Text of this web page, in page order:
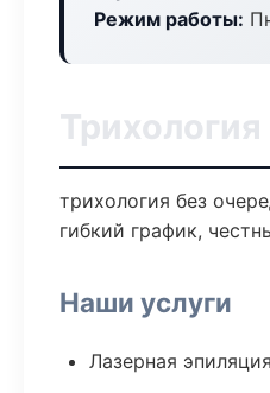
Режим работы:
трихология без
гибкий график,
Наши услуги
Лазерная